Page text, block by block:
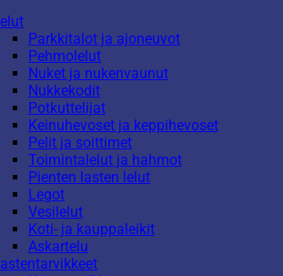
Parkkitalot ja ajoneuvot
Pehmolelut
Nuket ja nukenvaunut
Nukkekodit
Potkuttelijat
Keinuhevoset ja keppihevoset
Pelit ja soittimet
Toimintalelut ja hahmot
Pienten lasten lelut
Legot
Vesilelut
Koti- ja kauppaleikit
Askartelu